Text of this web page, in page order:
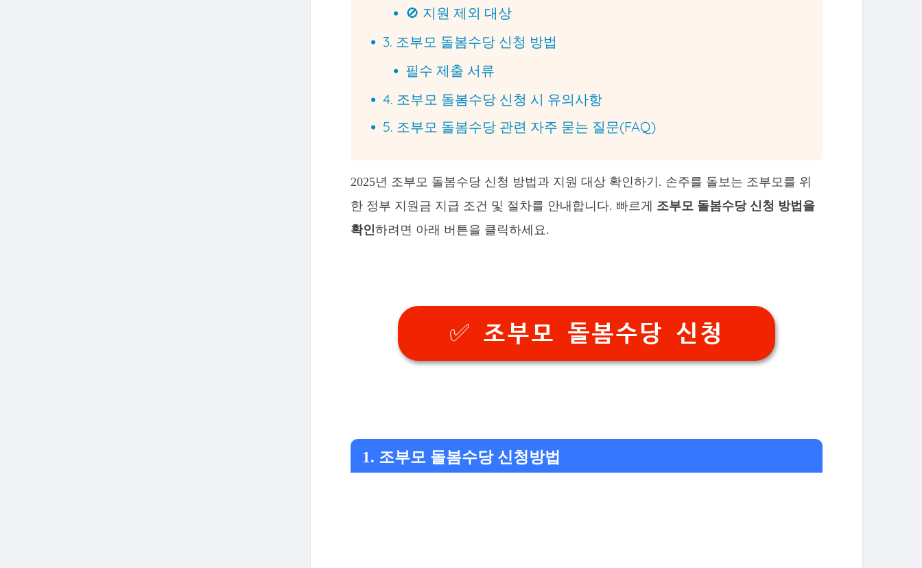
🚫 지원 제외 대상
3. 조부모 돌봄수당 신청 방법
필수 제출 서류
4. 조부모 돌봄수당 신청 시 유의사항
5. 조부모 돌봄수당 관련 자주 묻는 질문(FAQ)
2025년 조부모 돌봄수당 신청 방법과 지원 대상 확인하기. 손주를 돌보는 조부모를 위
한 정부 지원금 지급 조건 및 절차를 안내합니다. 빠르게 조부모 돌봄수당 신청 방법을
확인하려면 아래 버튼을 클릭하세요.
✅ 조부모 돌봄수당 신청
1. 조부모 돌봄수당 신청방법